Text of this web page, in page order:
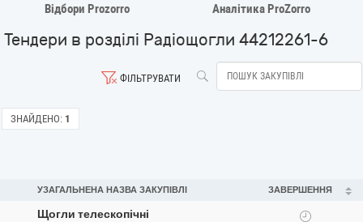
Відбори Prozorro Аналітика ProZorro
Тендери в розділі Радіощогли 44212261-6
ФІЛЬТРУВАТИ
ЗНАЙДЕНО: 1
УЗАГАЛЬНЕНА НАЗВА ЗАКУПІВЛІ ЗАВЕРШЕННЯ
Щогли телескопічні